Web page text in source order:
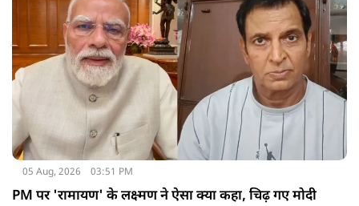
05 Aug, 2026 03:51 PM
PM पर 'रामायण' के लक्ष्मण ने ऐसा क्या कहा, चिढ़ गए मोदी